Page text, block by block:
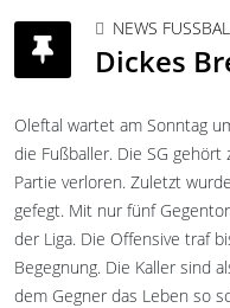
NEWS FUSSBALL
Dickes
Oleftal wartet am Sonntag
die Fußballer. Die SG
Partie verloren. Zuletzt
gefegt. Mit nur fünf
der Liga. Die Offensive traf
Begegnung. Die Kaller sind
dem Gegner das Leben so